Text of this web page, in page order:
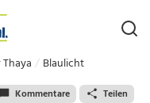
Blaulicht
Kommentare Teilen